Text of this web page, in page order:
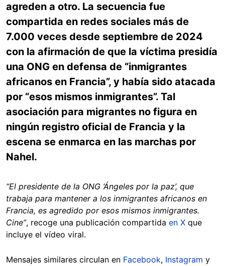
agreden a otro. La secuencia fue
compartida en redes sociales más de
7.000 veces desde septiembre de 2024
con la afirmación de que la víctima presidía
una ONG en defensa de “inmigrantes
africanos en Francia”, y había sido atacada
por “esos mismos inmigrantes”. Tal
asociación para migrantes no figura en
ningún registro oficial de Francia y la
escena se enmarca en las marchas por
Nahel.
“El presidente de la ONG ‘Ángeles por la paz’, que
trabaja para mantener a los inmigrantes africanos en
Francia, es agredido por esos mismos inmigrantes.
Cine”, recoge una publicación compartida en X que
incluye el vídeo viral.
Mensajes similares circulan en Facebook, Instagram y